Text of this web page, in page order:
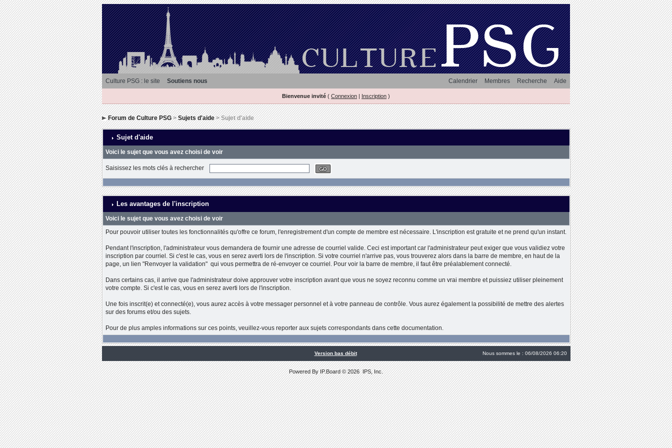
Culture PSG : le site Soutiens nous Aide
Recherche
Membres
Calendrier
Bienvenue invité ( Connexion | Inscription )
Forum de Culture PSG>Sujets d'aide> Sujet d'aide
Sujet d'aide
Voici le sujet que vous avez choisi de voir
Saisissez les mots clés à rechercher
Les avantages de l'inscription
Voici le sujet que vous avez choisi de voir
Pour pouvoir utiliser toutes les fonctionnalités qu'offre ce forum, l'enregistrement d'un compte de membre est nécessaire. L'inscription est gratuite et ne prend qu'un instant.
Pendant l'inscription, l'administrateur vous demandera de fournir une adresse de courriel valide. Ceci est important car l'administrateur peut exiger que vous validiez votre
inscription par courriel. Si c'est le cas, vous en serez averti lors de l'inscription. Si votre courriel n'arrive pas, vous trouverez alors dans la barre de membre, en haut de la
page, un lien "Renvoyer la validation" qui vous permettra de ré-envoyer ce courriel. Pour voir la barre de membre, il faut être préalablement connecté.
Dans certains cas, il arrive que l'administrateur doive approuver votre inscription avant que vous ne soyez reconnu comme un vrai membre et puissiez utiliser pleinement
votre compte. Si c'est le cas, vous en serez averti lors de l'inscription.
Une fois inscrit(e) et connecté(e), vous aurez accès à votre messager personnel et à votre panneau de contrôle. Vous aurez également la possibilité de mettre des alertes
sur des forums et/ou des sujets.
Pour de plus amples informations sur ces points, veuillez-vous reporter aux sujets correspondants dans cette documentation.
Version bas débit Nous sommes le : 06/08/2026 06:20
Powered ByIP.Board© 2026IPS, Inc.